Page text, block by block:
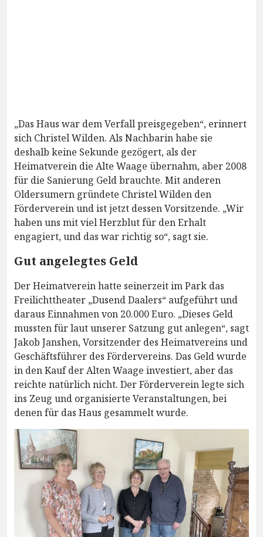
„Das Haus war dem Verfall preisgegeben“, erinnert
sich Christel Wilden. Als Nachbarin habe sie
deshalb keine Sekunde gezögert, als der
Heimatverein die Alte Waage übernahm, aber 2008
für die Sanierung Geld brauchte. Mit anderen
Oldersumern gründete Christel Wilden den
Förderverein und ist jetzt dessen Vorsitzende. „Wir
haben uns mit viel Herzblut für den Erhalt
engagiert, und das war richtig so“, sagt sie.
Gut angelegtes Geld
Der Heimatverein hatte seinerzeit im Park das
Freilichttheater „Dusend Daalers“ aufgeführt und
daraus Einnahmen von 20.000 Euro. „Dieses Geld
mussten für laut unserer Satzung gut anlegen“, sagt
Jakob Janshen, Vorsitzender des Heimatvereins und
Geschäftsführer des Fördervereins. Das Geld wurde
in den Kauf der Alten Waage investiert, aber das
reichte natürlich nicht. Der Förderverein legte sich
ins Zeug und organisierte Veranstaltungen, bei
denen für das Haus gesammelt wurde.